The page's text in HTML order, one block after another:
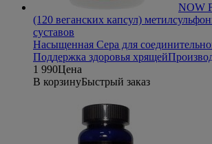
NOW
(120 веганских капсул)
суставов
Насыщенная Сера для
Поддержка здоровья хрящей
1 990Цена
В корзинуБыстрый заказ